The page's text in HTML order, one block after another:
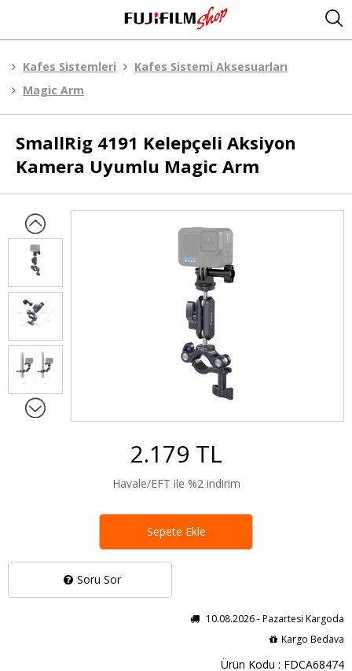
Kafes Sistemleri
Kafes Sistemi Aksesuarları
Magic Arm
SmallRig 4191 Kelepçeli Aksiyon
Kamera Uyumlu Magic Arm
Soru Sor
2.179 TL
Havale/EFT ile %2 indirim
10.08.2026 - Pazartesi Kargoda
Kargo Bedava
Ürün Kodu : FDCA68474
Sepete Ekle